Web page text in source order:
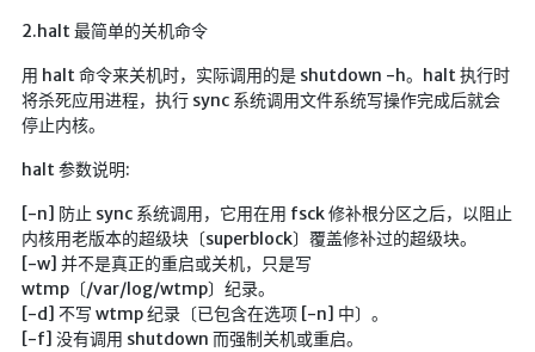
2.halt 最简单的关机命令
用 halt 命令来关机时，实际调用的是 shutdown -h。halt 执行时
将杀死应用进程，执行 sync 系统调用文件系统写操作完成后就会
停止内核。
halt 参数说明:
[-n] 防止 sync 系统调用，它用在用 fsck 修补根分区之后，以阻止
内核用老版本的超级块〔superblock〕覆盖修补过的超级块。
[-w] 并不是真正的重启或关机，只是写
wtmp〔/var/log/wtmp〕纪录。
[-d] 不写 wtmp 纪录〔已包含在选项 [-n] 中〕。
[-f] 没有调用 shutdown 而强制关机或重启。
知乎付费文章
LaTeX公式编辑器
Web 技术教程
Greasemonkey学习
ffmpeg学习
VIP资源下载